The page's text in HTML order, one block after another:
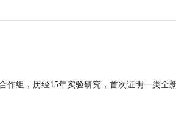
作组，历经15年实验研究，首次证明一类全